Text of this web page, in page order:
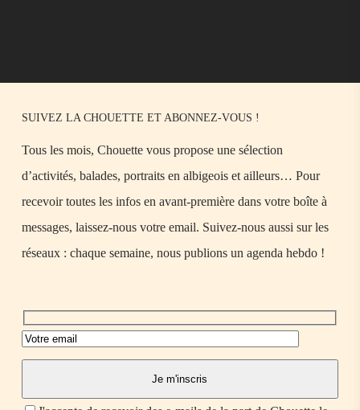
SUIVEZ LA CHOUETTE ET ABONNEZ-VOUS !
Tous les mois, Chouette vous propose une sélection
d’activités, balades, portraits en albigeois et ailleurs… Pour
recevoir toutes les infos en avant-première dans votre boîte à
messages, laissez-nous votre email. Suivez-nous aussi sur les
réseaux : chaque semaine, nous publions un agenda hebdo !